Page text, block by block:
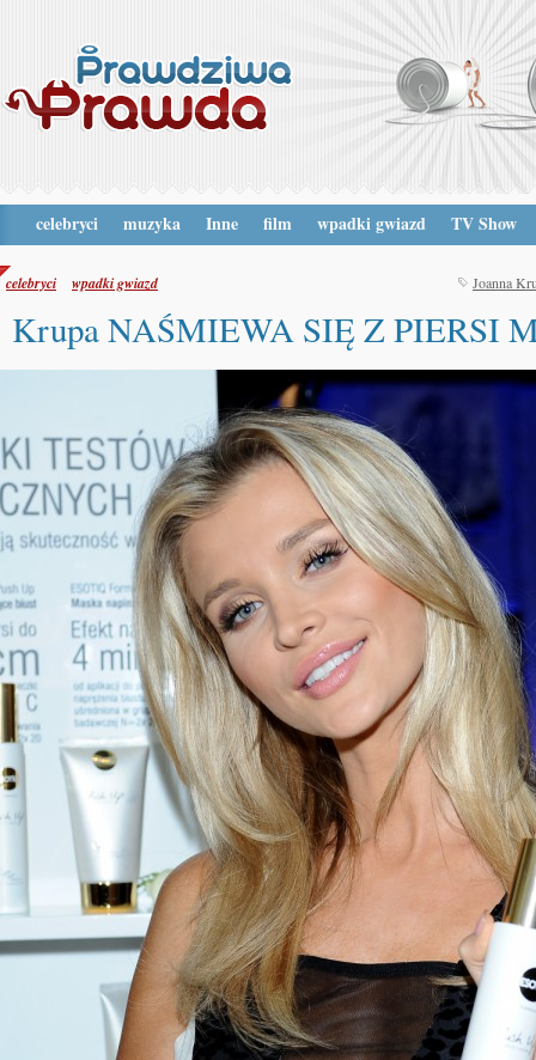
celebryci muzyka Inne film wpadki gwiazd TV Show
celebryci wpadki gwiazd Joanna
Krupa NAŚMIEWA SIĘ Z PIERSI